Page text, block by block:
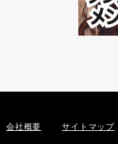
会社概要 サイトマップ